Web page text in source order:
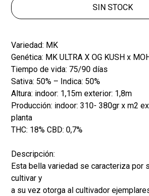
SIN STOCK
Variedad: MK
Genética: MK ULTRA X OG KUSH x
Tiempo de vida: 75/90 días
Sativa: 50% – Indica: 50%
Altura: indoor: 1,15m exterior: 1,8m
Producción: indoor: 310- 380gr x m2
planta
THC: 18% CBD: 0,7%
Descripción:
Esta bella variedad se caracteriza por
cultivar y
a su vez otorga al cultivador